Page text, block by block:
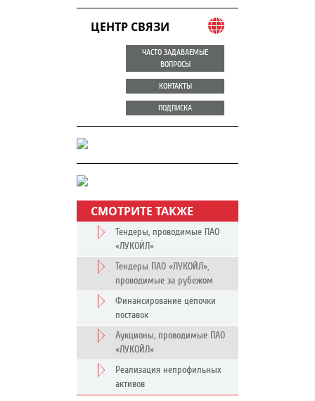
ЦЕНТР СВЯЗИ
ЧАСТО ЗАДАВАЕМЫЕ
ВОПРОСЫ
КОНТАКТЫ
ПОДПИСКА
СМОТРИТЕ ТАКЖЕ
Тендеры, проводимые ПАО
«ЛУКОЙЛ»
Тендеры ПАО «ЛУКОЙЛ»,
проводимые за рубежом
Финансирование цепочки
поставок
Аукционы, проводимые ПАО
«ЛУКОЙЛ»
Реализация непрофильных
активов